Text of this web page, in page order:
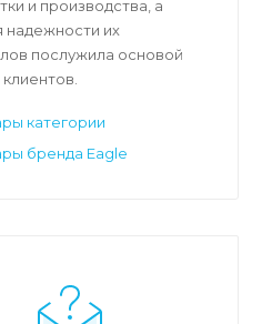
и производства, а
надежности их
послужила основой
категории
бренда Eagle